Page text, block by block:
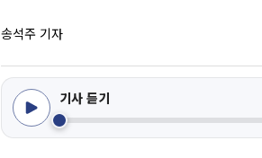
송석주 기자
기사 듣기